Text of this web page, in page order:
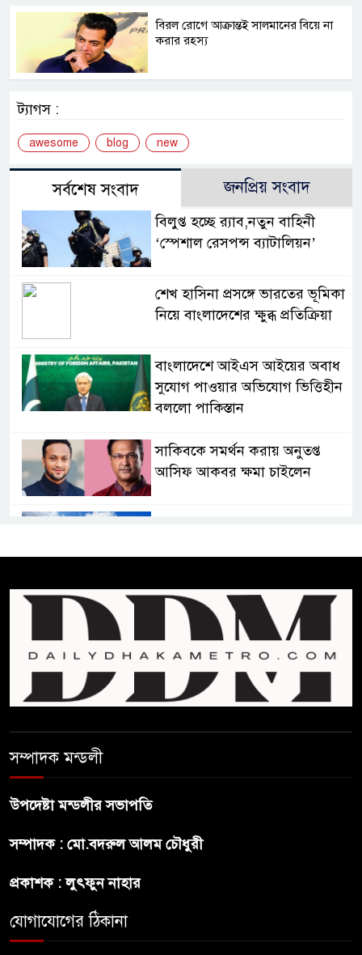
বিরল রোগে আক্রান্তই সালমানের বিয়ে না
করার রহস্য
ট্যাগস :
awesome blog new
সর্বশেষ সংবাদ জনপ্রিয় সংবাদ
বিলুপ্ত হচ্ছে র‍্যাব,নতুন বাহিনী
‘স্পেশাল রেসপন্স ব্যাটালিয়ন’
শেখ হাসিনা প্রসঙ্গে ভারতের ভূমিকা
নিয়ে বাংলাদেশের ক্ষুব্ধ প্রতিক্রিয়া
বাংলাদেশে আইএস আইয়ের অবাধ
সুযোগ পাওয়ার অভিযোগ ভিত্তিহীন
বললো পাকিস্তান
সাকিবকে সমর্থন করায় অনুতপ্ত
আসিফ আকবর ক্ষমা চাইলেন
প্রথম শ্রেণি ছাড়া অন্য সব শ্রেণিতে
হবে ভর্তি পরীক্ষা: শিক্ষা মন্ত্রণালয়
জনগনের অধিকার আদায়ে এসেছিঃ
জামাতের আমির
বন্ধুত্ব : ব্রেট লি
সম্পাদক মন্ডলী
উপদেষ্টা মন্ডলীর সভাপতি
সম্পাদক : মো.বদরুল আলম চৌধুরী
প্রকাশক : লুৎফুন নাহার
যোগাযোগের ঠিকানা